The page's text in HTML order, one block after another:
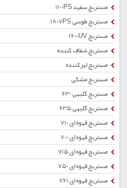
مستربچ سفید 1100PS
مستربچ طوسی 1807PS
مستربچ 1600UV
مستربچ شفاف کننده
مستربچ لیزکننده
مستربچ مشکی
مستربچ گلبهی 630
مستربچ گلبهی 635
مستربچ قهوه ای 710
مستربچ قهوه ای 700
مستربچ قهوه ای 715
مستربچ قهوه ای 750
مستربچ قهوه ای 761